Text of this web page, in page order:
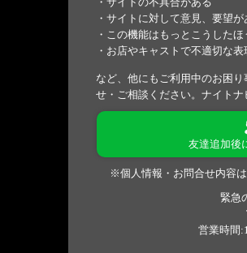
・サイトに対して意見、要望が
・この機能はもっとこうした
・お店やキャストで不適切な
など、他にもご利用中のお困
せ・ご相談ください。ナイト
友達追加後
※個人情報・お問合せ内容
緊急
営業時間